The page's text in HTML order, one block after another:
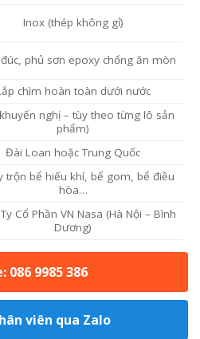
Inox (thép không gỉ)
phủ sơn epoxy chống ăn mòn
chìm hoàn toàn dưới nước
nghị – tùy theo từng lô sản
phẩm)
Đài Loan hoặc Trung Quốc
trộn bể hiếu khí, bể gom, bể điều
hòa…
Cổ Phần VN Nasa (Hà Nội – Bình
Dương)
086 9985 386
viên qua Zalo